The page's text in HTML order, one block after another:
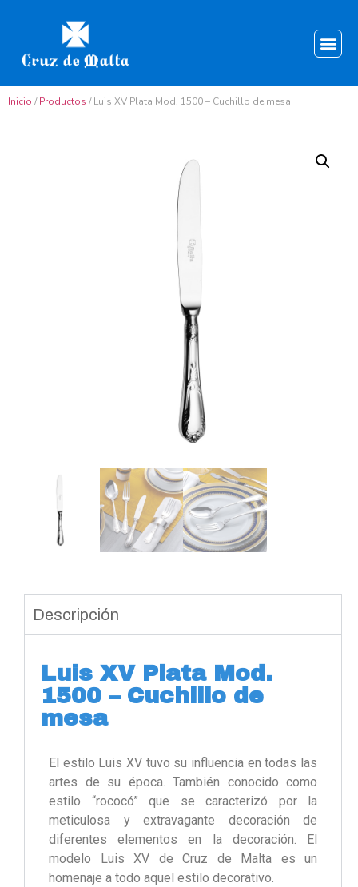
Inicio /Productos / Luis XV Plata Mod. 1500 – Cuchillo de mesa
Descripción
Luis XV Plata Mod.
1500 – Cuchillo de
mesa
El estilo Luis XV tuvo su influencia en todas las
artes de su época. También conocido como
estilo “rococó” que se caracterizó por la
meticulosa y extravagante decoración de
diferentes elementos en la decoración. El
modelo Luis XV de Cruz de Malta es un
homenaje a todo aquel estilo decorativo.